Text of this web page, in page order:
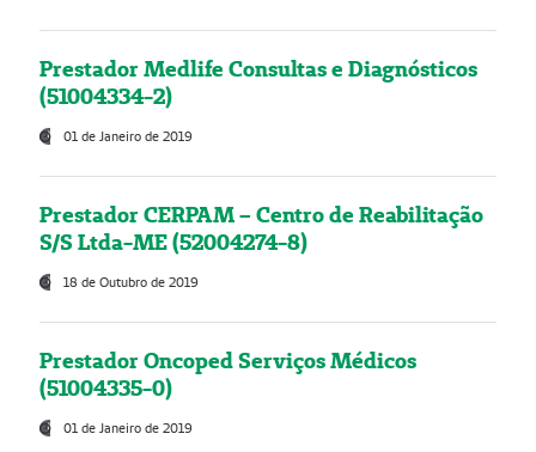
Prestador Medlife Consultas e Diagnósticos
(51004334-2)
01 de Janeiro de 2019
Prestador CERPAM – Centro de Reabilitação
S/S Ltda-ME (52004274-8)
18 de Outubro de 2019
Prestador Oncoped Serviços Médicos
(51004335-0)
01 de Janeiro de 2019